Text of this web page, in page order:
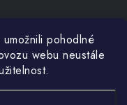
pohodlné
webu neustále